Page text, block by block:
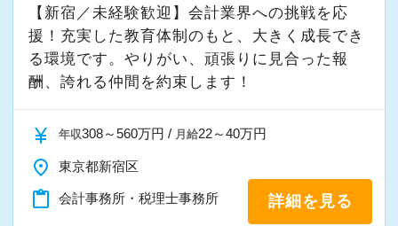
将来的には申告書レビューなど、専門性を高め
られる業務にも携わることが可能です。
どこでも通用する実務スキルを身につけなが
★
当事務所では、職員同士が協力しながら気持ち
【新宿／未経験歓迎】会計業界への挑戦を応
援！充実した教育体制のもと、大きく成長でき
る環境です。やりがい、頑張りに見合った報
酬、誇れる仲間を約束します！
currency_yen 年収308～560万円 / 月給22～40万円
place 東京都新宿区
content_paste 会計事務所・税理士事務所 詳細を見る